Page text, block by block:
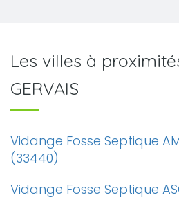
Les villes à
GERVAIS
Vidange Fosse Septique
(33440)
Vidange Fosse Septique